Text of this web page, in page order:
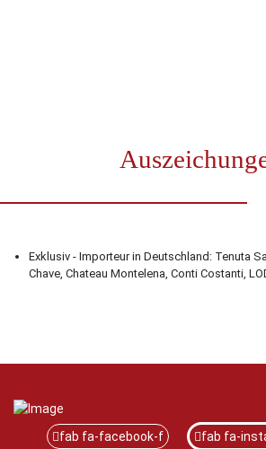
Exklusiv - Importeur in Deutschland: Tenuta
Chave, Chateau Montelena, Conti Costanti,
fab fa-facebook-f fab fa-